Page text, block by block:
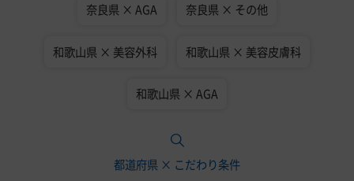
奈良県 × AGA 奈良県 × その他
和歌山県 × 美容外科 和歌山県 × 美容皮膚科
和歌山県 × AGA
都道府県 × こだわり条件